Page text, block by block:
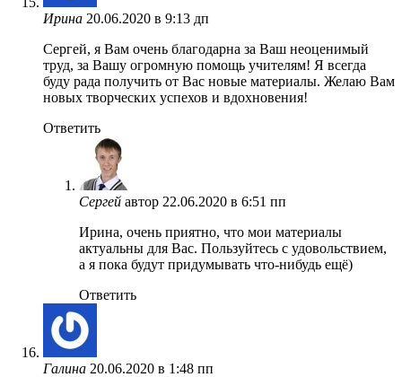
Ирина 20.06.2020 в 9:13 дп
Сергей, я Вам очень благодарна за Ваш неоценимый
труд, за Вашу огромную помощь учителям! Я всегда
буду рада получить от Вас новые материалы. Желаю Вам
новых творческих успехов и вдохновения!
Ответить
Сергей автор 22.06.2020 в 6:51 пп
Ирина, очень приятно, что мои материалы
актуальны для Вас. Пользуйтесь с удовольствием,
а я пока будут придумывать что-нибудь ещё)
Ответить
Галина 20.06.2020 в 1:48 пп